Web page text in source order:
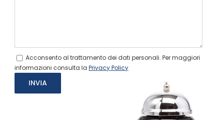
Acconsento al trattamento dei dati personali. Per maggiori
informazioni consulta la Privacy Policy